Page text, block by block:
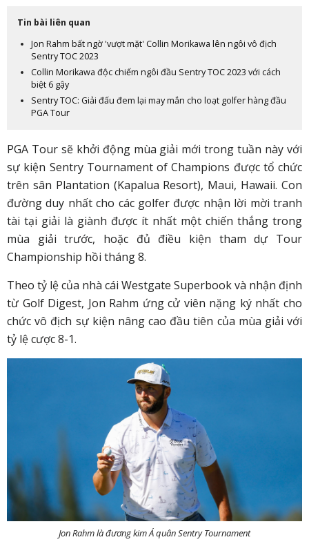
Tin bài liên quan
Jon Rahm bất ngờ 'vượt mặt' Collin Morikawa lên ngôi vô địch
Sentry TOC 2023
Collin Morikawa độc chiếm ngôi đầu Sentry TOC 2023 với cách
biệt 6 gậy
Sentry TOC: Giải đấu đem lại may mắn cho loạt golfer hàng đầu
PGA Tour
PGA Tour sẽ khởi động mùa giải mới trong tuần này với
sự kiện Sentry Tournament of Champions được tổ chức
trên sân Plantation (Kapalua Resort), Maui, Hawaii. Con
đường duy nhất cho các golfer được nhận lời mời tranh
tài tại giải là giành được ít nhất một chiến thắng trong
mùa giải trước, hoặc đủ điều kiện tham dự Tour
Championship hồi tháng 8.
Theo tỷ lệ của nhà cái Westgate Superbook và nhận định
từ Golf Digest, Jon Rahm ứng cử viên nặng ký nhất cho
chức vô địch sự kiện nâng cao đầu tiên của mùa giải với
tỷ lệ cược 8-1.
Jon Rahm là đương kim Á quân Sentry Tournament